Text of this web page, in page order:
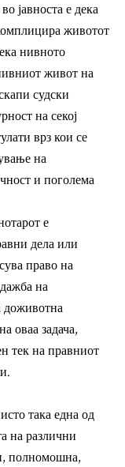
јавноста е дека
животот
нивното
живот на
судски
на секој
врз кои се
на
и поголема
е
дела или
право на
на
доживотна
оваа задача,
тек на правниот
така една од
на различни
полномошна,